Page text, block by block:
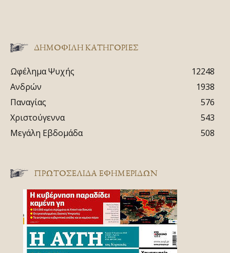
ΔΗΜΟΦΙΛΗ ΚΑΤΗΓΟΡΙΕΣ
Ωφέλημα Ψυχής
12248
Ανδρών
1938
Παναγίας
576
Χριστούγεννα
543
Μεγάλη Εβδομάδα
508
ΠΡΩΤΟΣΈΛΙΔΑ ΕΦΗΜΕΡΊΔΩΝ